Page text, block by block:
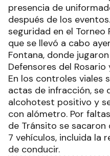
presencia de
después de los
seguridad en el Torneo
que se llevó a cabo
Fontana, donde
Defensores del Rosario
En los controles viales
actas de infracción,
alcohotest positivo y
con alómetro. Por
de Tránsito se
7 vehículos, incluida la
de conducir.